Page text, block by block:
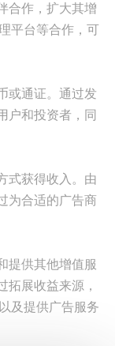
合作，扩大其增
平台等合作，可
或通证。通过发
户和投资者，同
式获得收入。由
为合适的广告商
提供其他增值服
拓展收益来源，
及提供广告服务